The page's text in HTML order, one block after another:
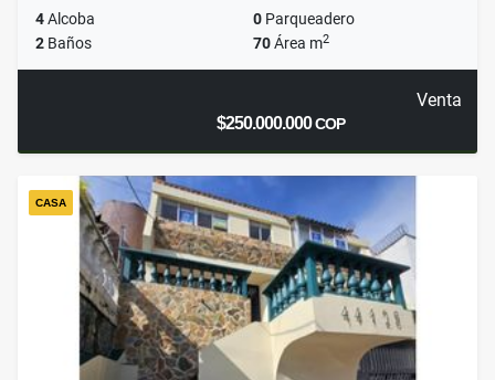
4Alcoba 0 Parqueadero
2 Baños 70Área m2
Venta
$250.000.000COP
CASA